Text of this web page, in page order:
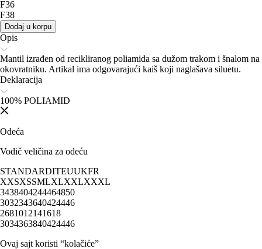
F36
F38
Dodaj u korpu
Opis
Mantil izrađen od recikliranog poliamida sa dužom trakom i šnalom na
okovratniku. Artikal ima odgovarajući kaiš koji naglašava siluetu.
Deklaracija
100% POLIAMID
Odeća
Vodič veličina za odeću
STANDARDITEUUKFR
XXSXSSMLXLXXLXXXL
3438404244464850
3032343640424446
2681012141618
3034363840424446
Ovaj sajt koristi “kolačiće”